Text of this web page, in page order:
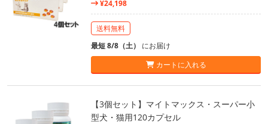
¥24,198
送料無料
最短 8/8（土） にお届け
カートに入れる
【3個セット】マイトマックス・スーパー小
型犬・猫用120カプセル